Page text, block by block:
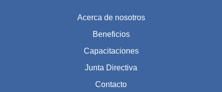
Acerca de nosotros
Beneficios
Capacitaciones
Junta Directiva
Contacto